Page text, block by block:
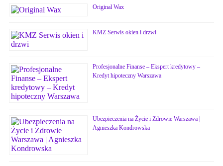
Original Wax
KMZ Serwis okien i drzwi
Profesjonalne Finanse – Ekspert kredytowy –
Kredyt hipoteczny Warszawa
Ubezpieczenia na Życie i Zdrowie Warszawa |
Agnieszka Kondrowska